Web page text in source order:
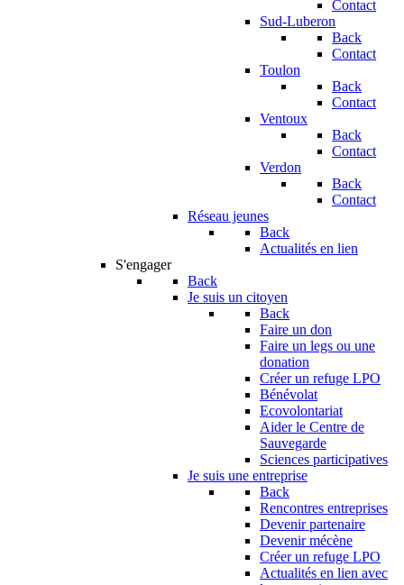
Contact
Sud-Luberon
Back
Contact
Toulon
Back
Contact
Ventoux
Back
Contact
Verdon
Back
Contact
Réseau jeunes
Back
Actualités en lien
S'engager
Back
Je suis un citoyen
Back
Faire un don
Faire un legs ou une
donation
Créer un refuge LPO
Bénévolat
Ecovolontariat
Aider le Centre de
Sauvegarde
Sciences participatives
Je suis une entreprise
Back
Rencontres entreprises
Devenir partenaire
Devenir mécène
Créer un refuge LPO
Actualités en lien avec